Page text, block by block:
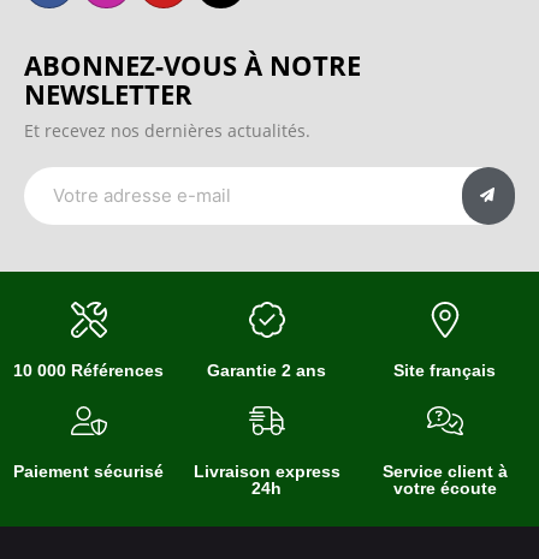
ABONNEZ-VOUS À NOTRE
NEWSLETTER
Et recevez nos dernières actualités.
10 000 Références Garantie 2 ans Site français
Paiement sécurisé
Livraison express
24h
Service client à
votre écoute